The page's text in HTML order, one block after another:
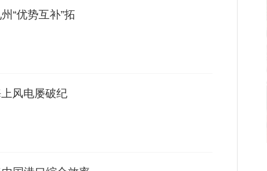
“优势互补”拓
风电屡破纪